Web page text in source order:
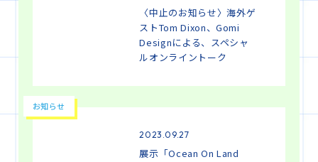
〈中止のお知らせ〉海外ゲ
ストTom Dixon、Gomi
Designによる、スペシャ
ルオンライントーク
お知らせ
2023.09.27
展示「Ocean On Land